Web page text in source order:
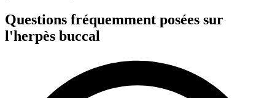
Questions fréquemment posées sur
l'herpès buccal